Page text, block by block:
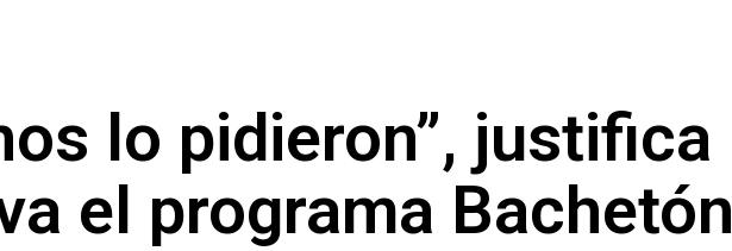
lo pidieron”, justifica
el programa Bachetón